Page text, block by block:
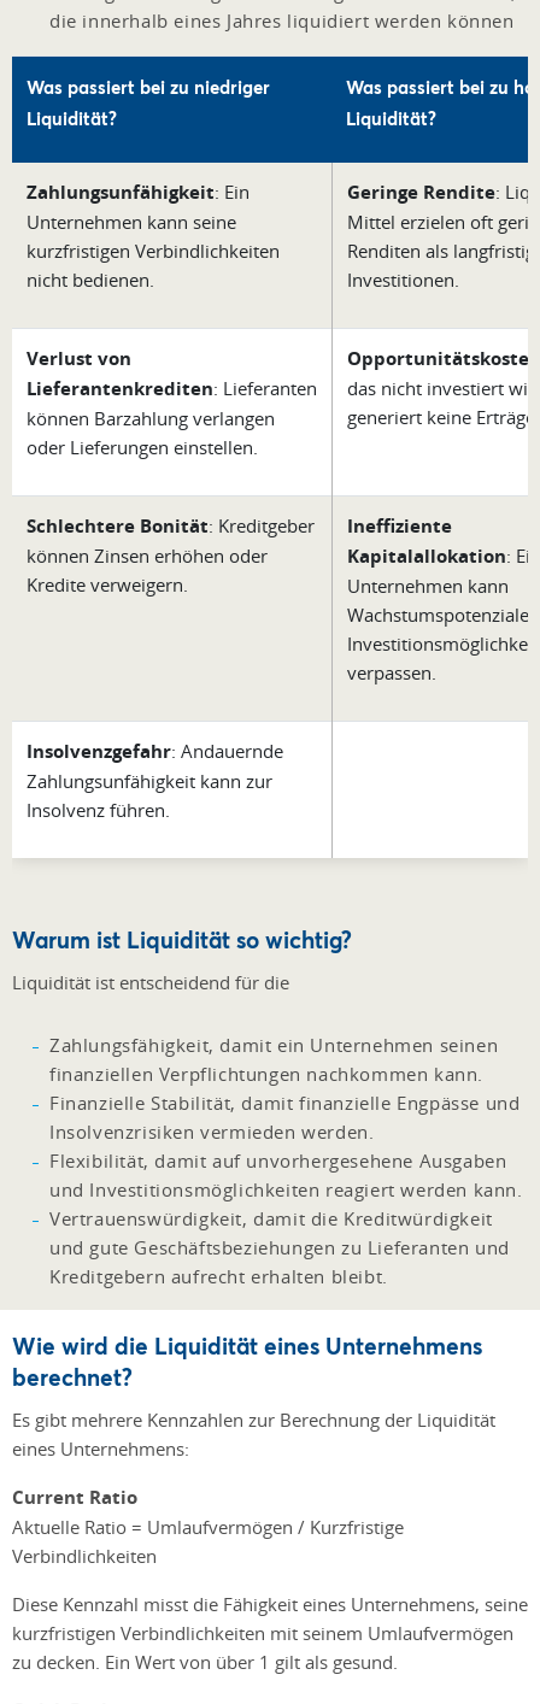
die innerhalb eines Jahres liquidiert werden können
Was passiert bei zu niedriger
Liquidität?
Was passiert bei zu
Liquidität?
Zahlungsunfähigkeit: Ein
Unternehmen kann seine
kurzfristigen Verbindlichkeiten
nicht bedienen.
Geringe Rendite:
Mittel erzielen oft
Renditen als
Investitionen.
Verlust von
Lieferantenkrediten: Lieferanten
können Barzahlung verlangen
oder Lieferungen einstellen.
Opportunitätskosten
das nicht investiert
generiert keine Erträge.
Schlechtere Bonität: Kreditgeber
können Zinsen erhöhen oder
Kredite verweigern.
Ineffiziente
Kapitalallokation: Ein
Unternehmen kann
Wachstumspotenziale
verpassen.
Insolvenzgefahr: Andauernde
Zahlungsunfähigkeit kann zur
Insolvenz führen.
Warum ist Liquidität so wichtig?
Liquidität ist entscheidend für die
Zahlungsfähigkeit, damit ein Unternehmen seinen
finanziellen Verpflichtungen nachkommen kann.
Finanzielle Stabilität, damit finanzielle Engpässe und
Insolvenzrisiken vermieden werden.
Flexibilität, damit auf unvorhergesehene Ausgaben
und Investitionsmöglichkeiten reagiert werden kann.
Vertrauenswürdigkeit, damit die Kreditwürdigkeit
und gute Geschäftsbeziehungen zu Lieferanten und
Kreditgebern aufrecht erhalten bleibt.
Wie wird die Liquidität eines Unternehmens
berechnet?
Es gibt mehrere Kennzahlen zur Berechnung der Liquidität
eines Unternehmens:
Current Ratio
Aktuelle Ratio = Umlaufvermögen / Kurzfristige
Verbindlichkeiten
Diese Kennzahl misst die Fähigkeit eines Unternehmens, seine
kurzfristigen Verbindlichkeiten mit seinem Umlaufvermögen
zu decken. Ein Wert von über 1 gilt als gesund.